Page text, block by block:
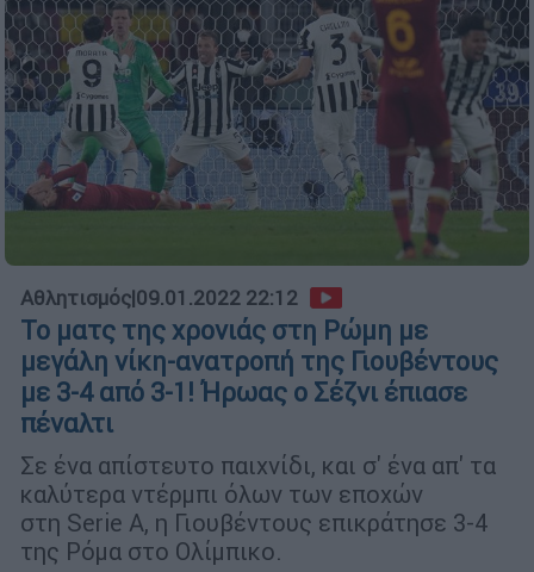
Αθλητισμός|09.01.2022 22:12
Το ματς της χρονιάς στη Ρώμη με
μεγάλη νίκη-ανατροπή της Γιουβέντους
με 3-4 από 3-1! Ήρωας ο Σέζνι έπιασε
πέναλτι
Σε ένα απίστευτο παιχνίδι, και σ' ένα απ' τα
καλύτερα ντέρμπι όλων των εποχών
στη Serie A, η Γιουβέντους επικράτησε 3-4
της Ρόμα στο Ολίμπικο.